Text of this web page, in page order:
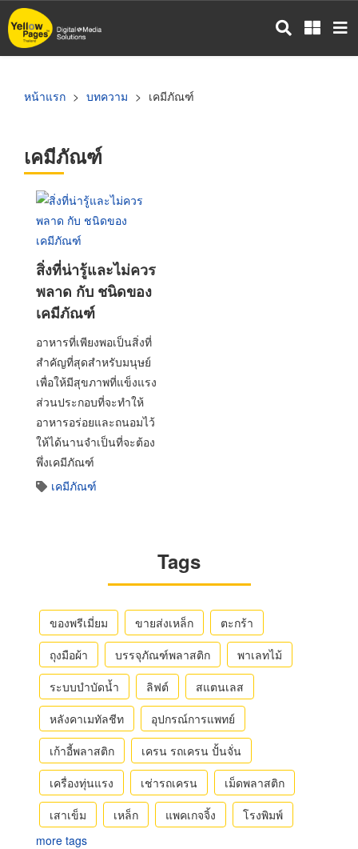
ข้าม
ไป
หน้าแรก บทความ เคมีภัณฑ์
เคมีภัณฑ์
สิ่งที่น่ารู้และไม่ควร
พลาด กับ ชนิดของ
เคมีภัณฑ์
อาหารที่เพียงพอเป็นสิ่งที่
สำคัญที่สุดสำหรับมนุษย์
เพื่อให้มีสุขภาพที่แข็งแรง
ส่วนประกอบที่จะทำให้
อาหารอร่อยและถนอมไว้
ให้ได้นานจำเป็นที่จะต้อง
พึ่งเคมีภัณฑ์
เคมีภัณฑ์
Tags
ของพรีเมี่ยม ขายส่งเหล็ก
ตะกร้า
ถุงมือผ้า
บรรจุภัณฑ์พลาสติก
พาเลทไม้
ระบบบำบัดน้ำ
ลิฟต์
สแตนเลส
หลังคาเมทัลชีท
อุปกรณ์การแพทย์
เก้าอี้พลาสติก
เครน รถเครน ปั้นจั่น
เครื่องทุ่นแรง
เช่ารถเครน
เม็ดพลาสติก
เสาเข็ม
เหล็ก แพคเกจจิ้ง
โรงพิมพ์
more tags